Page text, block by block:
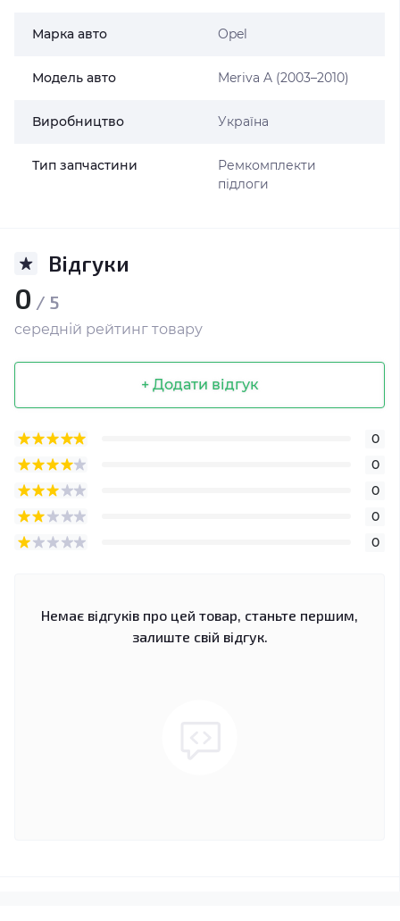
Марка авто Opel
Модель авто Meriva A (2003–2010)
Виробництво Україна
Тип запчастини
Ремкомплекти
підлоги
Відгуки
0 / 5
середній рейтинг товару
+ Додати відгук
0
0
0
0
0
Немає відгуків про цей товар, станьте першим,
залиште свій відгук.